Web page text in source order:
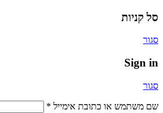
סל קניות
סגור
Sign in
סגור
שם משתמש או כתובת אימייל *